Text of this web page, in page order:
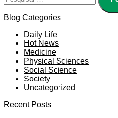
Blog Categories
Daily Life
Hot News
Medicine
Physical Sciences
Social Science
Society
Uncategorized
Recent Posts